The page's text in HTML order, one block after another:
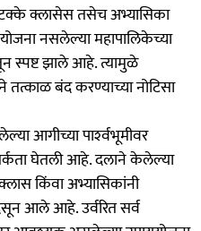
क्लासेस तसेच अभ्यासिका
नसलेल्या महापालिकेच्या
स्पष्ट झाले आहे. त्यामुळे
तत्काळ बंद करण्याच्या नोटिसा
आगीच्या पार्श्‍वभूमीवर
घेतली आहे. दलाने केलेल्या
किंवा अभ्यासिकांनी
आले आहे. उर्वरित सर्व